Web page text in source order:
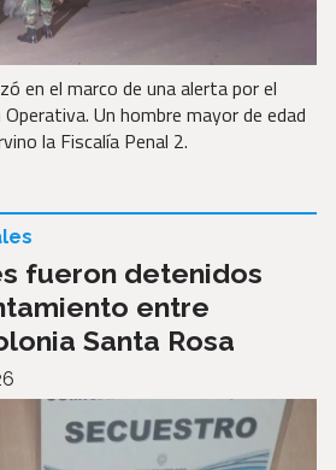
en el marco de una alerta por el
Un hombre mayor de edad
la Fiscalía Penal 2.
fueron detenidos
entre
Santa Rosa